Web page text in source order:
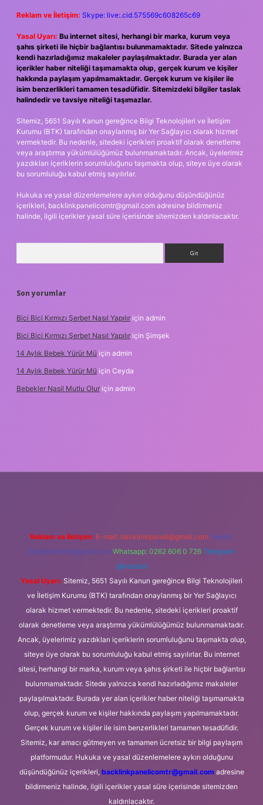
Reklam ve İletişim: Skype: live:.cid.575569c608265c69
Yasal Uyarı: Bu internet sitesi, herhangi bir marka, kurum veya
şahıs şirketi ile hiçbir bağlantısı bulunmamaktadır. Sitede yalnızca
kendi hazırladığımız makaleler paylaşılmaktadır. Burada yer alan
içerikler haber niteliği taşımamakta olup, gerçek kurum ve kişiler
hakkında paylaşım yapılmamaktadır. Gerçek kurum ve kişiler ile
isim benzerlikleri tamamen tesadüfidir. Sitemizdeki bilgiler taslak
halindedir ve tavsiye niteliği taşımazlar.
Sitemiz, 5651 Sayılı Kanun gereğince Bilgi Teknolojileri ve İletişim
Kurumu (BTK) tarafından onaylanmış bir Yer Sağlayıcı olarak hizmet
vermektedir. Bu nedenle, sitedeki içerikleri proaktif olarak denetleme
veya araştırma yükümlülüğümüz bulunmamaktadır. Ancak, üyelerimiz
yazdıkları içeriklerin sorumluluğunu taşımakta olup, siteye üye olarak
bu sorumluluğu kabul etmiş sayılırlar.
Hukuka ve yasal düzenlemelere aykırı olduğunu düşündüğünüz
içerikleri, backlinkpanelicomtr@gmail.com adresine bildirmeniz
halinde, ilgili içerikler yasal süre içerisinde sitemizden kaldırılacaktır.
Son yorumlar
Bici Bici Kırmızı Şerbet Nasıl Yapılır için admin
Bici Bici Kırmızı Şerbet Nasıl Yapılır için Şimşek
14 Aylık Bebek Yürür Mü için admin
14 Aylık Bebek Yürür Mü için Ceyda
Bebekler Nasil Mutlu Olur için admin
Reklam ve İletişim: E-mail: backlinkpaneli@gmail.com Teams:
forumhizmeti@gmail.com Whatsapp: 0262 606 0 726 Telegram:
@karabul
Yasal Uyarı: Sitemiz, 5651 Sayılı Kanun gereğince Bilgi Teknolojileri
ve İletişim Kurumu (BTK) tarafından onaylanmış bir Yer Sağlayıcı
olarak hizmet vermektedir. Bu nedenle, sitedeki içerikleri proaktif
olarak denetleme veya araştırma yükümlülüğümüz bulunmamaktadır.
Ancak, üyelerimiz yazdıkları içeriklerin sorumluluğunu taşımakta olup,
siteye üye olarak bu sorumluluğu kabul etmiş sayılırlar. Bu internet
sitesi, herhangi bir marka, kurum veya şahıs şirketi ile hiçbir bağlantısı
bulunmamaktadır. Sitede yalnızca kendi hazırladığımız makaleler
paylaşılmaktadır. Burada yer alan içerikler haber niteliği taşımamakta
olup, gerçek kurum ve kişiler hakkında paylaşım yapılmamaktadır.
Gerçek kurum ve kişiler ile isim benzerlikleri tamamen tesadüfidir.
Sitemiz, kar amacı gütmeyen ve tamamen ücretsiz bir bilgi paylaşım
platformudur. Hukuka ve yasal düzenlemelere aykırı olduğunu
düşündüğünüz içerikleri, backlinkpanelicomtr@gmail.comadresine
bildirmeniz halinde, ilgili içerikler yasal süre içerisinde sitemizden
kaldırılacaktır.